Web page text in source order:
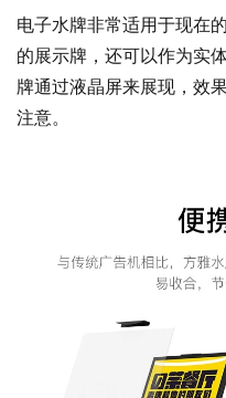
电子水牌非常适用于现在
的展示牌，还可以作为实
牌通过液晶屏来展现，效
注意。